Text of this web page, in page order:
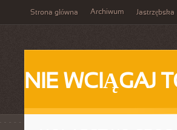
Strona główna Archiwum Jastrzębska
NIE WCIĄGAJ